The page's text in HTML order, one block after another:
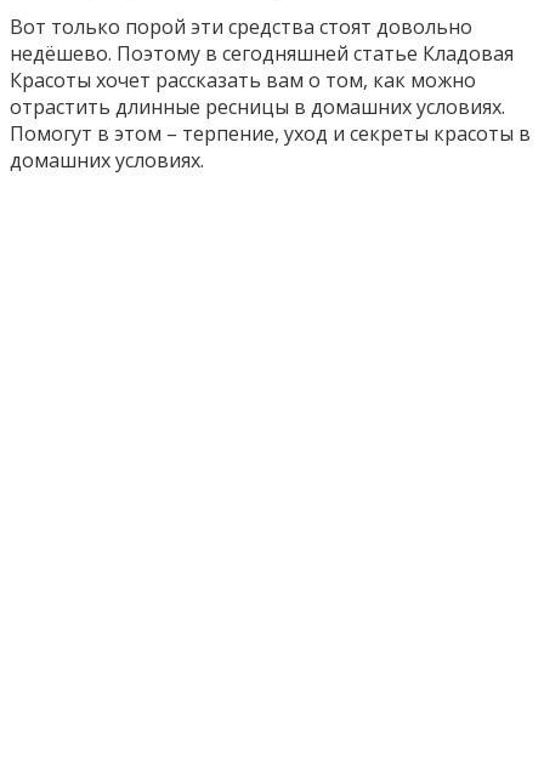
Вот только порой эти средства стоят довольно
недёшево. Поэтому в сегодняшней статье Кладовая
Красоты хочет рассказать вам о том, как можно
отрастить длинные ресницы в домашних условиях.
Помогут в этом – терпение, уход и секреты красоты в
домашних условиях.